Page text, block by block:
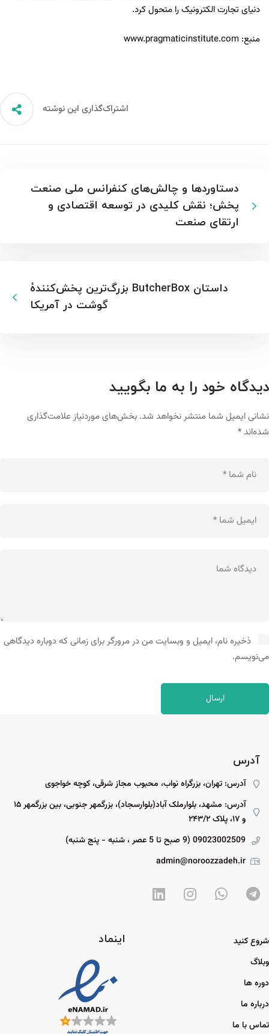
دنیای تجارت الکترونیک را متحول کرد.
منبع: www.pragmaticinstitute.com
اشتراک‌گذاری این نوشته
دستاوردها و چالش‌های کنفرانس ملی صنعت
پخش؛ نقش کلیدی در توسعه اقتصادی و
ارتقای صنعت
داستان ButcherBox بزرگ‌ترین پخش‌کنندۀ
گوشت در آمریکا
دیدگاه خود را به ما بگویید
نشانی ایمیل شما منتشر نخواهد شد. بخش‌های موردنیاز علامت‌گذاری
شده‌اند*
ذخیره نام، ایمیل و وبسایت من در مرورگر برای زمانی که دوباره دیدگاهی
می‌نویسم.
آدرس
آدرس: تهران، بزرگراه نواب، محبوب مجاز شرقی، کوچه خواجوی
آدرس: مشهد، بلوارملک آباد(بلوارسجاد)، بزرگمهر جنوبی، بین بزرگمهر ۱۵
و ۱۷، پلاک ۲۴۳/۲
09023002509 (9 صبح تا 5 عصر ، شنبه - پنج شنبه)
admin@noroozzadeh.ir
شروع کنید
وبلاگ
دوره ها
درباره ما
تماس با ما
اینماد